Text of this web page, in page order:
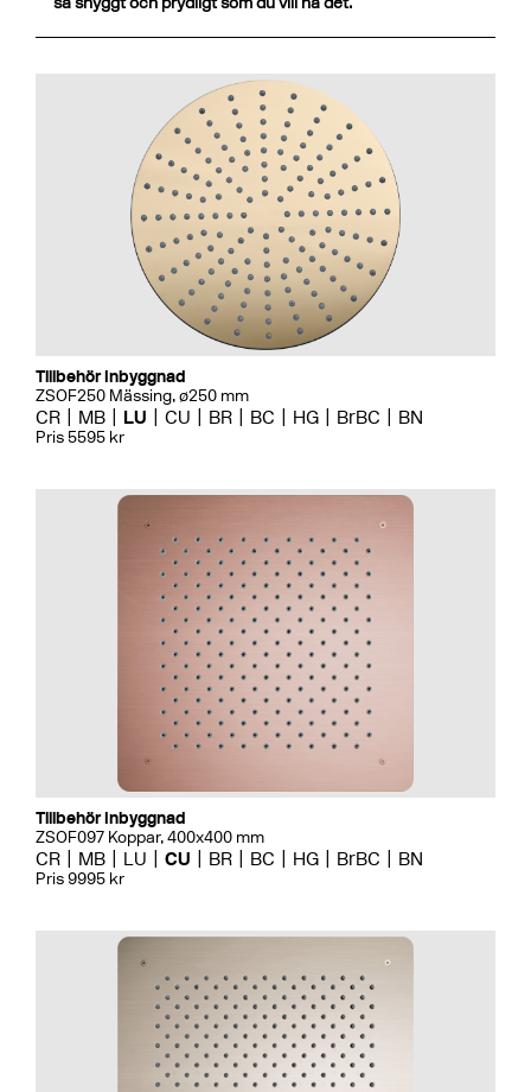
Tillbehör Inbyggnad
ZSOF250 Mässing, ø250 mm
CR MB LU CU BR BC HG BrBC BN
Pris 5595 kr
Tillbehör Inbyggnad
ZSOF097 Koppar, 400x400 mm
CR MB LU CU BR BC HG BrBC BN
Pris 9995 kr